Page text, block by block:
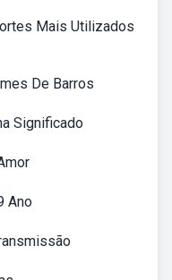
Mais Utilizados
De Barros
Significado
Ano